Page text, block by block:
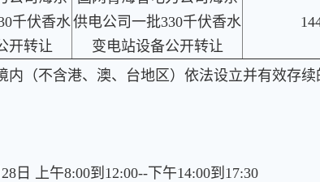
千伏香水
开转让
供电公司一批330千伏香水
变电站设备公开转让
内（不含港、澳、台地区）依法设立并有效存续
日 上午8:00到12:00--下午14:00到17:30